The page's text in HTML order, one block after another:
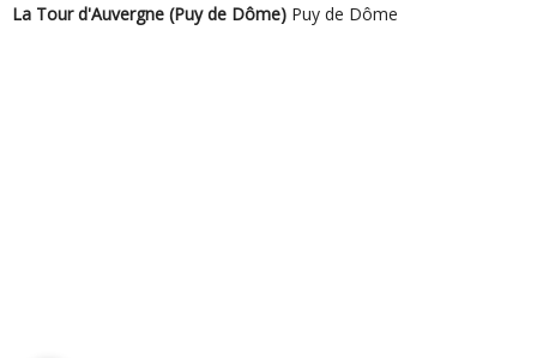
La Tour d'Auvergne (Puy de Dôme) Puy de Dôme